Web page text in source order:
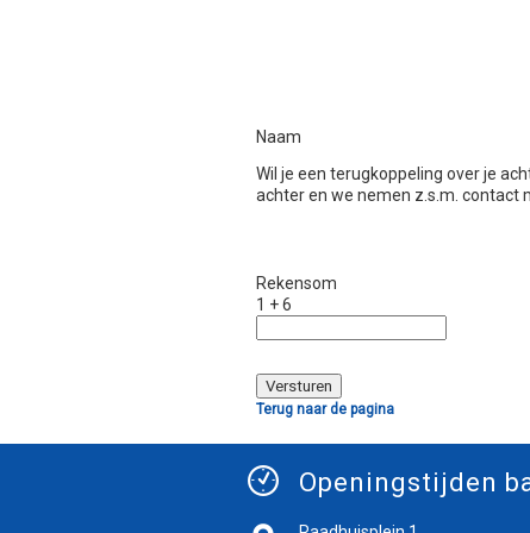
Naam
Wil je een terugkoppeling over je
achter en we nemen z.s.m. contact
Rekensom
1 + 6
Terug naar de pagina
Openingstijden